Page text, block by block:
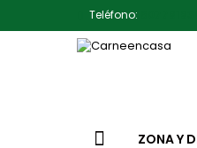
Teléfono:
ZONA Y